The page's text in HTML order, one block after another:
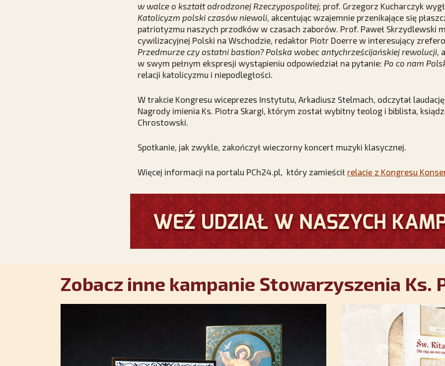
w walce o kształt odrodzonej Rzeczypospolitej; prof. Grzegorz Kucharczyk
Katolicyzm polski czasów niewoli , akcentując wzajemnie przenikające się
patriotyzmu naszych przodków w czasach zaborów. Prof. Paweł Skrzydlewski
cywilizacyjnej Polski na Wschodzie, redaktor Piotr Doerre w interesujący
Przedmurze czy ostatni bastion? Polska wobec antychrześcijańskiej rewolucji
w swym pełnym ekspresji wystąpieniu odpowiedział na pytanie: Po co nam
relacji katolicyzmu i niepodległości.
W trakcie Kongresu wiceprezes Instytutu, Arkadiusz Stelmach, odczytał
Nagrody imienia Ks. Piotra Skargi, którym został wybitny teolog i biblista,
Chrostowski.
Spotkanie, jak zwykle, zakończył wieczorny koncert muzyki klasycznej.
Więcej informacji na portalu PCh24.pl, który zamieścił relację z Kongresu
Zobacz inne kampanie Stowarzyszenia Ks.